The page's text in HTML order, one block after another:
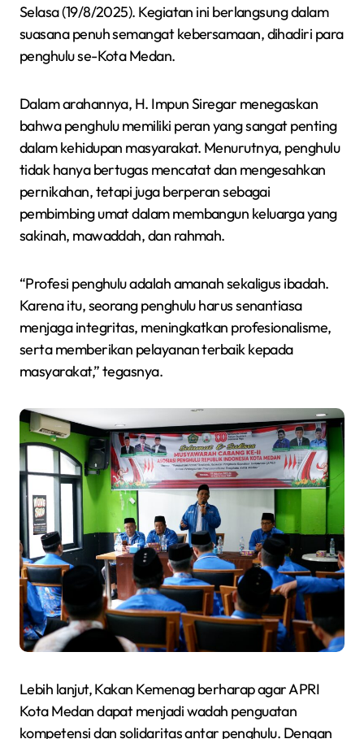
Selasa (19/8/2025). Kegiatan ini berlangsung dalam
suasana penuh semangat kebersamaan, dihadiri para
penghulu se-Kota Medan.
Dalam arahannya, H. Impun Siregar menegaskan
bahwa penghulu memiliki peran yang sangat penting
dalam kehidupan masyarakat. Menurutnya, penghulu
tidak hanya bertugas mencatat dan mengesahkan
pernikahan, tetapi juga berperan sebagai
pembimbing umat dalam membangun keluarga yang
sakinah, mawaddah, dan rahmah.
“Profesi penghulu adalah amanah sekaligus ibadah.
Karena itu, seorang penghulu harus senantiasa
menjaga integritas, meningkatkan profesionalisme,
serta memberikan pelayanan terbaik kepada
masyarakat,” tegasnya.
Lebih lanjut, Kakan Kemenag berharap agar APRI
Kota Medan dapat menjadi wadah penguatan
kompetensi dan solidaritas antar penghulu. Dengan